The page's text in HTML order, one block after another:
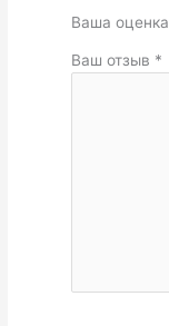
Ваша оценка
Ваш отзыв *